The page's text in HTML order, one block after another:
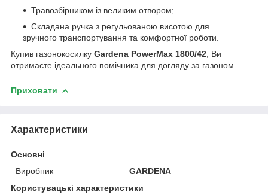
Травозбірником із великим отвором;
Складана ручка з регульованою висотою для
зручного транспортування та комфортної роботи.
Купив газонокосилку Gardena PowerMax 1800/42 , Ви
отримаєте ідеального помічника для догляду за газоном.
Приховати
Характеристики
Основні
Виробник
GARDENA
Користувацькі характеристики